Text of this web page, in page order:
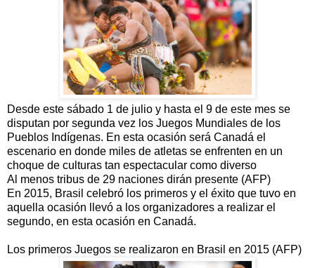
Desde este sábado 1 de julio y hasta el 9 de este mes se
disputan por segunda vez los Juegos Mundiales de los
Pueblos Indígenas. En esta ocasión será Canadá el
escenario en donde miles de atletas se enfrenten en un
choque de culturas tan espectacular como diverso
Al menos tribus de 29 naciones dirán presente (AFP)
En 2015, Brasil celebró los primeros y el éxito que tuvo en
aquella ocasión llevó a los organizadores a realizar el
segundo, en esta ocasión en Canadá.
Los primeros Juegos se realizaron en Brasil en 2015 (AFP)